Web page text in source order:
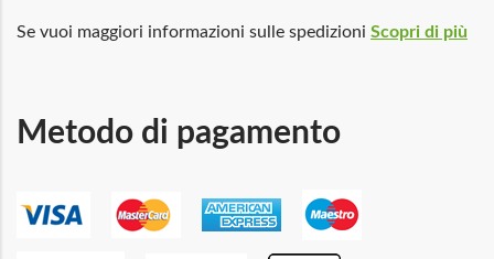
Se vuoi maggiori informazioni sulle spedizioni Scopri di più
Metodo di pagamento